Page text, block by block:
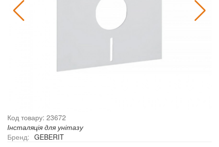
Код товару: 23672
Інсталяція для унітазу
Бренд: GEBERIT